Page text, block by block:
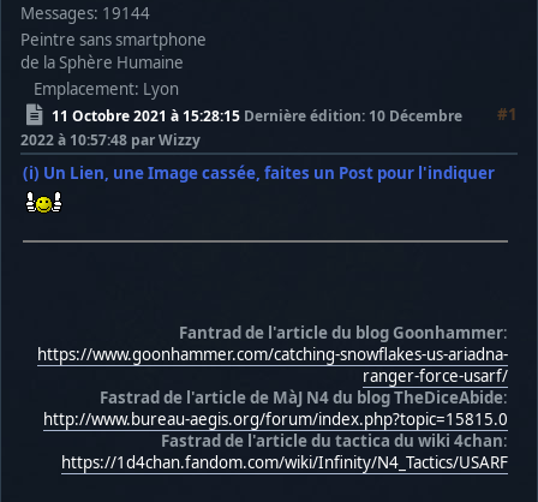
Messages: 19144
Peintre sans smartphone
de la Sphère Humaine
Emplacement: Lyon
11 Octobre 2021 à 15:28:15 #1
Dernière édition: 10 Décembre
2022 à 10:57:48 par Wizzy
(i) Un Lien, une Image cassée, faites un Post pour l'indiquer
Fantrad de l'article du blog Goonhammer:
https://www.goonhammer.com/catching-snowflakes-us-ariadna-
ranger-force-usarf/
Fastrad de l'article de MàJ N4 du blog TheDiceAbide:
http://www.bureau-aegis.org/forum/index.php?topic=15815.0
Fastrad de l'article du tactica du wiki 4chan:
https://1d4chan.fandom.com/wiki/Infinity/N4_Tactics/USARF